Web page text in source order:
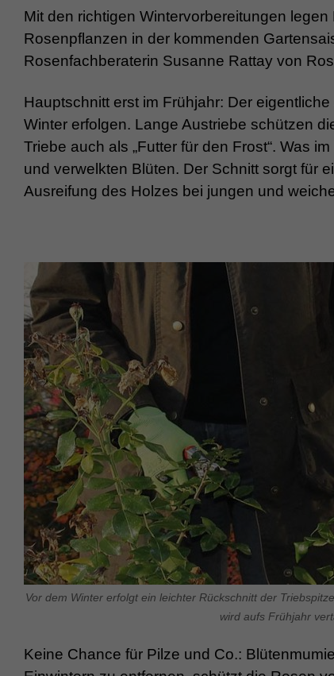
Mit den richtigen Wintervorbereitungen
Rosenpflanzen in der kommenden
Rosenfachberaterin Susanne Rattay von
Hauptschnitt erst im Frühjahr: Der
Winter erfolgen. Lange Austriebe schützen
Triebe auch als „Futter für den Frost“. Was
und verwelkten Blüten. Der Schnitt sorgt für
Ausreifung des Holzes bei jungen und
Vor dem Winter erfolgt ein leichter Rückschnitt der
wird aufs Frühjahr
Keine Chance für Pilze und Co.: